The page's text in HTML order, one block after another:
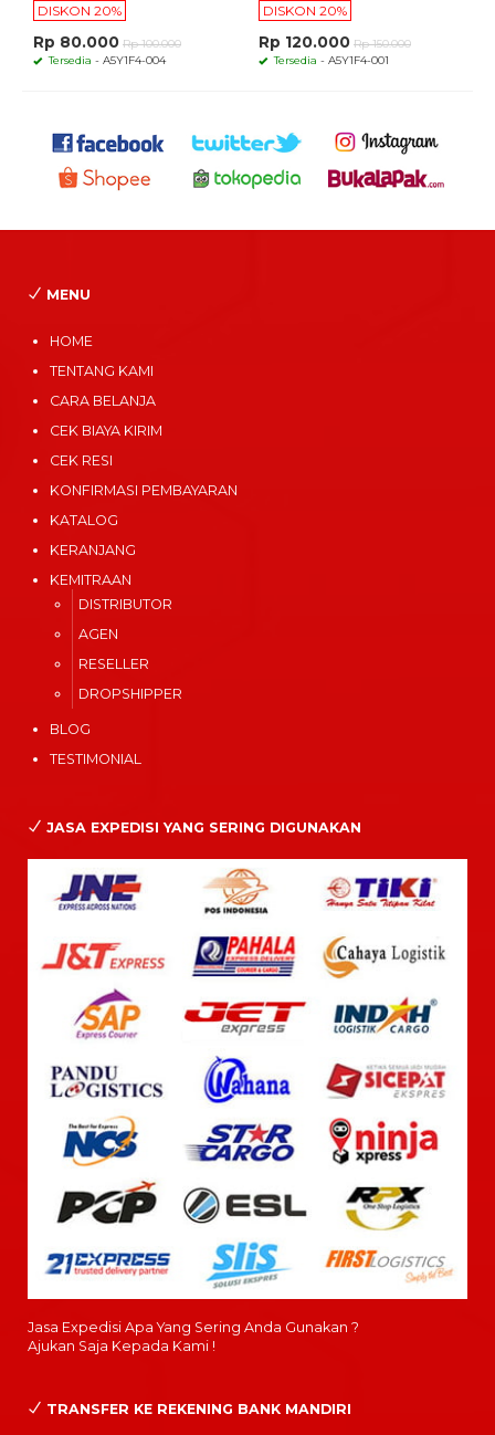
DISKON 20%
Rp 80.000 Rp 100.000
Tersedia - A5Y1F4-004
DISKON 20%
Rp 120.000 Rp 150.000
Tersedia - A5Y1F4-001
MENU
HOME
TENTANG KAMI
CARA BELANJA
CEK BIAYA KIRIM
CEK RESI
KONFIRMASI PEMBAYARAN
KATALOG
KERANJANG
KEMITRAAN
DISTRIBUTOR
AGEN
RESELLER
DROPSHIPPER
BLOG
TESTIMONIAL
JASA EXPEDISI YANG SERING DIGUNAKAN
Jasa Expedisi Apa Yang Sering Anda Gunakan ?
Ajukan Saja Kepada Kami !
TRANSFER KE REKENING BANK MANDIRI